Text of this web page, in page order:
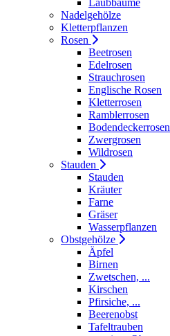
Laubbäume
Nadelgehölze
Kletterpflanzen
Rosen
Beetrosen
Edelrosen
Strauchrosen
Englische Rosen
Kletterrosen
Ramblerrosen
Bodendeckerrosen
Zwergrosen
Wildrosen
Stauden
Stauden
Kräuter
Farne
Gräser
Wasserpflanzen
Obstgehölze
Äpfel
Birnen
Zwetschen, ...
Kirschen
Pfirsiche, ...
Beerenobst
Tafeltrauben